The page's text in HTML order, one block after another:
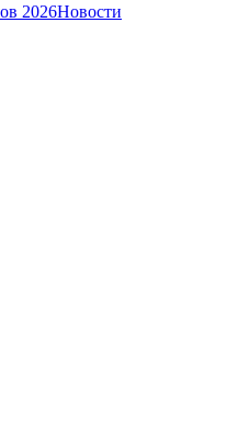
2026Новости